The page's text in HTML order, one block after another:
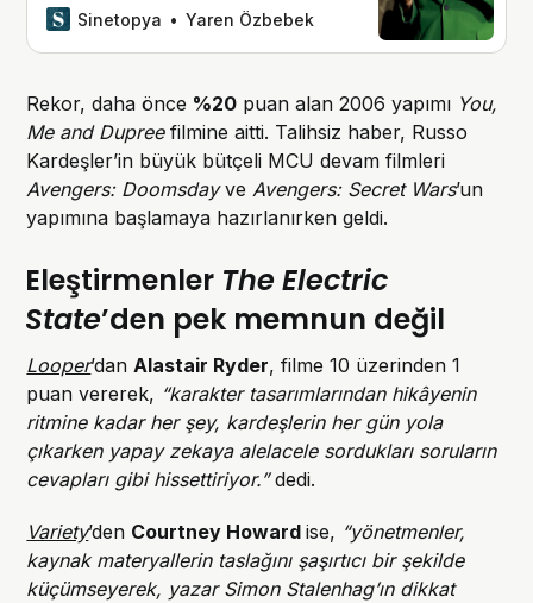
Sinetopya
Yaren Özbebek
Rekor, daha önce %20 puan alan 2006 yapımı You,
Me and Dupreefilmine aitti. Talihsiz haber, Russo
Kardeşler’in büyük bütçeli MCU devam filmleri
Avengers: Doomsdayve Avengers: Secret Wars’un
yapımına başlamaya hazırlanırken geldi.
Eleştirmenler The Electric
State’den pek memnun değil
Looper’dan Alastair Ryder, filme 10 üzerinden 1
puan vererek, “karakter tasarımlarından hikâyenin
ritmine kadar her şey, kardeşlerin her gün yola
çıkarken yapay zekaya alelacele sordukları soruların
cevapları gibi hissettiriyor.”dedi.
Variety’den Courtney Howardise, “yönetmenler,
kaynak materyallerin taslağını şaşırtıcı bir şekilde
küçümseyerek, yazar Simon Stalenhag’ın dikkat